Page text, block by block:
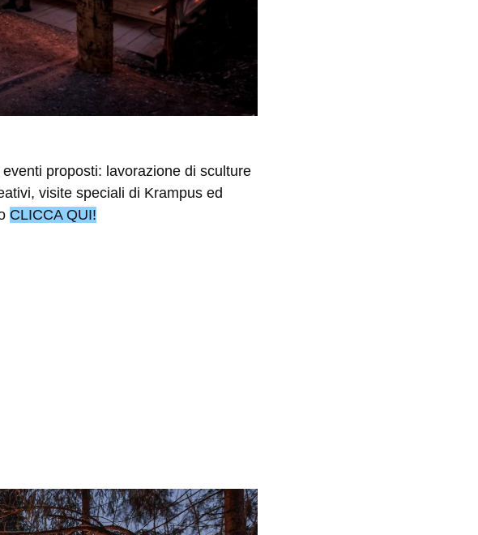
proposti: lavorazione di sculture
visite speciali di Krampus ed
CLICCA QUI!